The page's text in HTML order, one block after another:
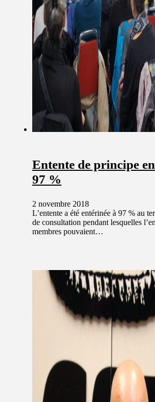
Entente de principe
97 %
2 novembre 2018
L’entente a été entérinée à 97 % au
de consultation pendant lesquelles
membres pouvaient…